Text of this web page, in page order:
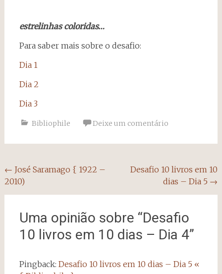
estrelinhas coloridas…
Para saber mais sobre o desafio:
Dia 1
Dia 2
Dia 3
Bibliophile Deixe um comentário
Navegação
do
← José Saramago { 1922 –
2010)
Desafio 10 livros em 10
dias – Dia 5 →
Uma opinião sobre “Desafio
10 livros em 10 dias – Dia 4”
Pingback: Desafio 10 livros em 10 dias – Dia 5 «